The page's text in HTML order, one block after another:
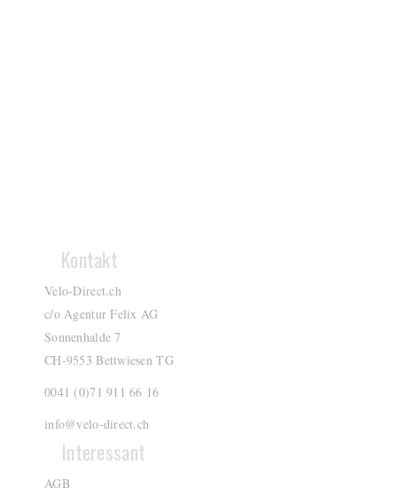
Kontakt
Velo-Direct.ch
c/o Agentur Felix AG
Sonnenhalde 7
CH-9553 Bettwiesen TG
0041 (0)71 911 66 16
info@velo-direct.ch
Interessant
AGB